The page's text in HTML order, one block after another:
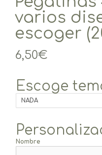
varios
escoger
6,50€
Escoge
Nombre